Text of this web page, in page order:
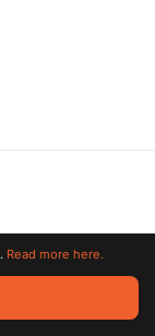
All trademarks
Read more here.